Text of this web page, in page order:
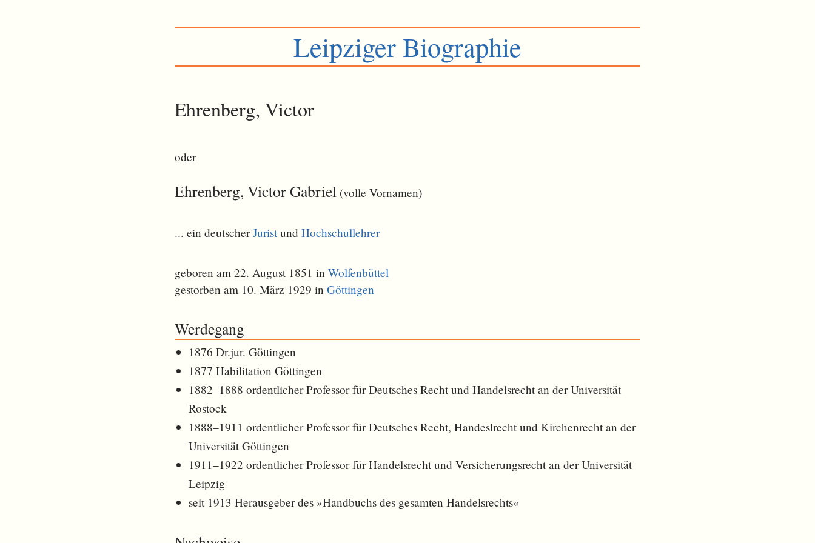
Leipziger Biographie
Ehrenberg, Victor
oder
Ehrenberg, Victor Gabriel (volle Vornamen)
... ein deutscherJurist und Hochschullehrer
geboren am 22. August 1851 in Wolfenbüttel
gestorben am 10. März 1929 in Göttingen
Werdegang
1876 Dr.jur. Göttingen
1877 Habilitation Göttingen
1882–1888 ordentlicher Professor für Deutsches Recht und Handelsrecht an der Universität
Rostock
1888–1911 ordentlicher Professor für Deutsches Recht, Handeslrecht und Kirchenrecht an der
Universität Göttingen
1911–1922 ordentlicher Professor für Handelsrecht und Versicherungsrecht an der Universität
Leipzig
seit 1913 Herausgeber des »Handbuchs des gesamten Handelsrechts«